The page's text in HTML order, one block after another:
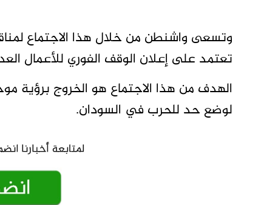
وتسعى واشنطن من خلال هذا الاجتماع
تعتمد على إعلان الوقف الفوري للأعمال
الهدف من هذا الاجتماع هو الخروج برؤية
لوضع حد للحرب في السودان.